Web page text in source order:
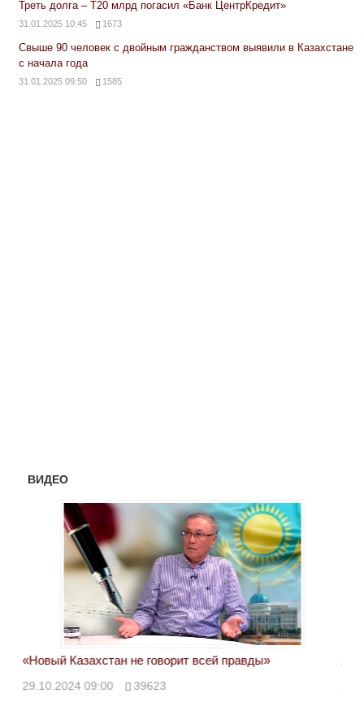
Треть долга – Т20 млрд погасил «Банк ЦентрКредит»
31.01.2025 10:45 1673
Свыше 90 человек с двойным гражданством выявили в Казахстане
с начала года
31.01.2025 09:50 1585
ВИДЕО
«Новый Казахстан не говорит всей правды»
29.10.2024 09:00 39623